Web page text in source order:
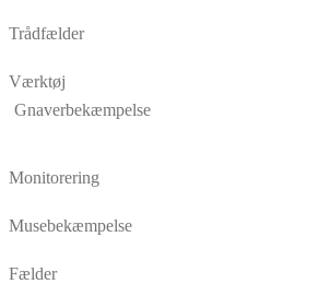
Trådfælder
Værktøj
Gnaverbekæmpelse
Monitorering
Musebekæmpelse
Fælder